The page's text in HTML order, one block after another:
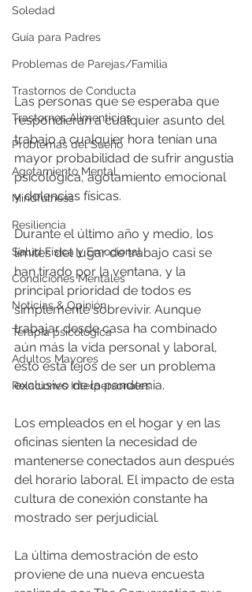
Soledad
Guía para Padres
Problemas de Parejas/Familia
Trastornos de Conducta
Trastornos Alimenticios
Problemas del Sueño
Agotamiento Mental
Mindfulness
Resiliencia
Salud Física y Emocional
Condiciones Mentales
Noticias & Opinión
Terapia psicológica
Adultos Mayores
Relaciones Interpersonales
Las personas que se esperaba que
respondieran a cualquier asunto del
trabajo a cualquier hora tenían una
mayor probabilidad de sufrir angustia
psicológica, agotamiento emocional
y dolencias físicas.
Durante el último año y medio, los
límites del lugar de trabajo casi se
han tirado por la ventana, y la
principal prioridad de todos es
simplemente sobrevivir. Aunque
trabajar desde casa ha combinado
aún más la vida personal y laboral,
esto está lejos de ser un problema
exclusivo de la pandemia.
Los empleados en el hogar y en las
oficinas sienten la necesidad de
mantenerse conectados aun después
del horario laboral. El impacto de esta
cultura de conexión constante ha
mostrado ser perjudicial.
La última demostración de esto
proviene de una nueva encuesta